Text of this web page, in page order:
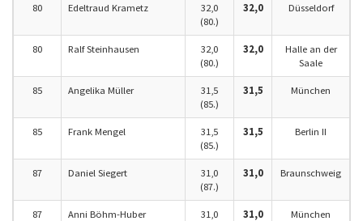
80 Edeltraud Krametz
32,0
(80.)
32,0 Düsseldorf
80 Ralf Steinhausen
32,0
(80.)
32,0
Halle an der
Saale
85 Angelika Müller
31,5
(85.)
31,5 München
85 Frank Mengel
31,5
(85.)
31,5 Berlin II
87 Daniel Siegert
31,0
(87.)
31,0 Braunschweig
87 Anni Böhm-Huber
31,0
31,0 München